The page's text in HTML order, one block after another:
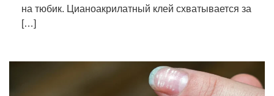
на тюбик. Цианоакрилатный клей схватывается за
[…]